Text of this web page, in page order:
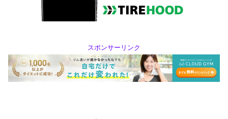
スポンサーリンク